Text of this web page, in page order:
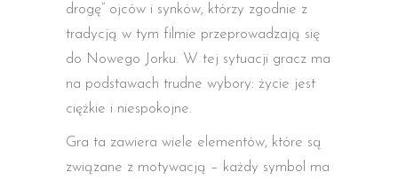
drogę” ojców i synków, którzy zgodnie z
tradycją w tym filmie przeprowadzają się
do Nowego Jorku. W tej sytuacji gracz ma
na podstawach trudne wybory: życie jest
ciężkie i niespokojne.
Gra ta zawiera wiele elementów, które są
związane z motywacją – każdy symbol ma